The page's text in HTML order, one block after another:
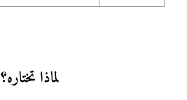
لماذا تختاره؟